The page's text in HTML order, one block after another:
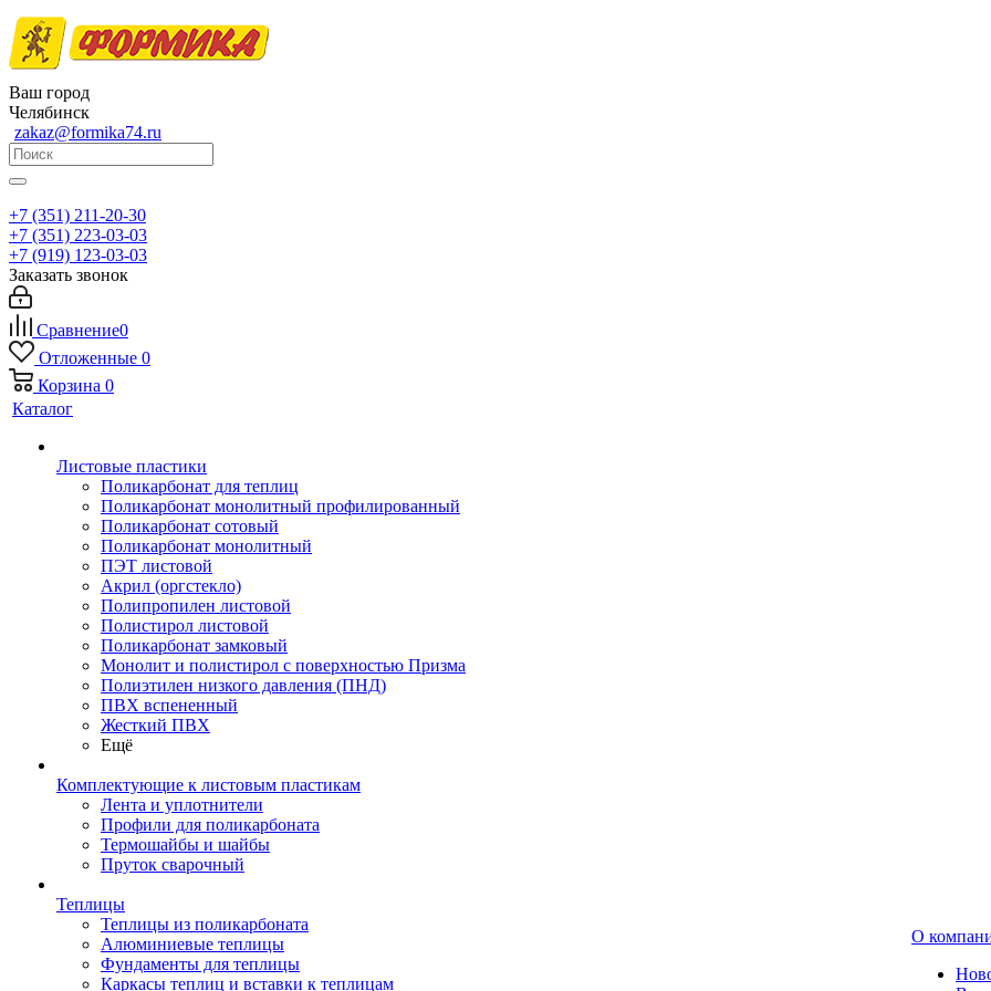
Ваш город
Челябинск
zakaz@formika74.ru
+7 (351) 211-20-30
+7 (351) 223-03-03
+7 (919) 123-03-03
Заказать звонок
Сравнение0
Отложенные 0
Корзина 0
Каталог
Листовые пластики
Поликарбонат для теплиц
Поликарбонат монолитный профилированный
Поликарбонат сотовый
Поликарбонат монолитный
ПЭТ листовой
Акрил (оргстекло)
Полипропилен листовой
Полистирол листовой
Поликарбонат замковый
Монолит и полистирол с поверхностью Призма
Полиэтилен низкого давления (ПНД)
ПВХ вспененный
Жесткий ПВХ
Ещё
Комплектующие к листовым пластикам
Лента и уплотнители
Профили для поликарбоната
Термошайбы и шайбы
Пруток сварочный
Теплицы
Теплицы из поликарбоната
Алюминиевые теплицы
Фундаменты для теплицы
Каркасы теплиц и вставки к теплицам
О